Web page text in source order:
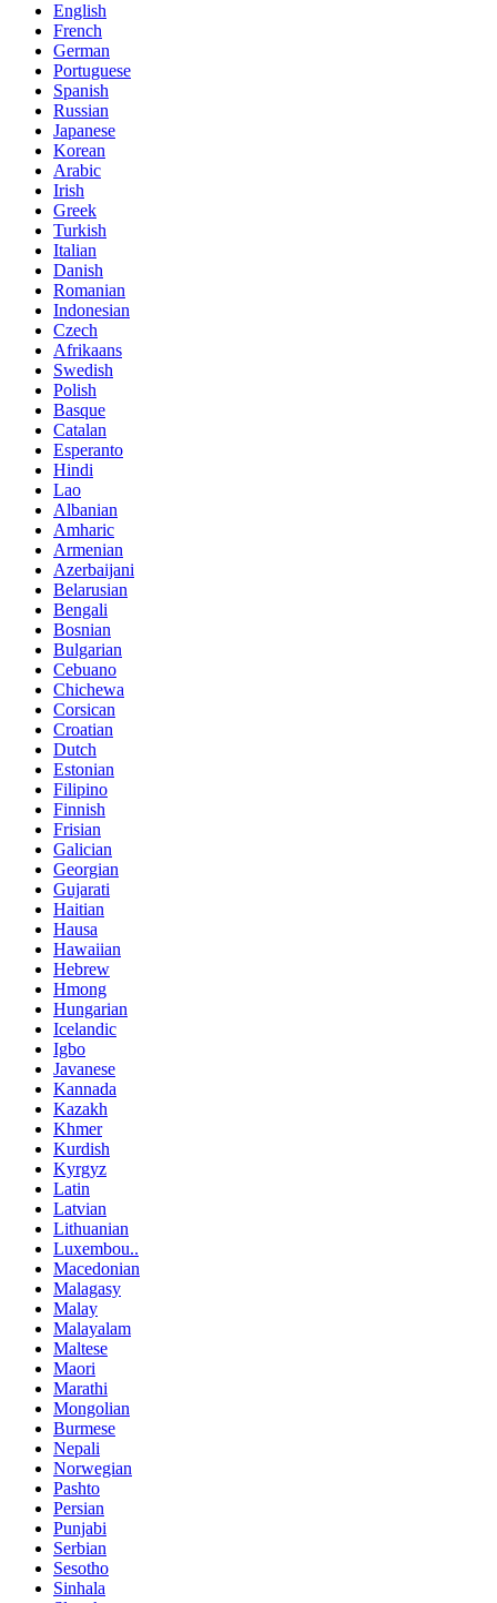
English
French
German
Portuguese
Spanish
Russian
Japanese
Korean
Arabic
Irish
Greek
Turkish
Italian
Danish
Romanian
Indonesian
Czech
Afrikaans
Swedish
Polish
Basque
Catalan
Esperanto
Hindi
Lao
Albanian
Amharic
Armenian
Azerbaijani
Belarusian
Bengali
Bosnian
Bulgarian
Cebuano
Chichewa
Corsican
Croatian
Dutch
Estonian
Filipino
Finnish
Frisian
Galician
Georgian
Gujarati
Haitian
Hausa
Hawaiian
Hebrew
Hmong
Hungarian
Icelandic
Igbo
Javanese
Kannada
Kazakh
Khmer
Kurdish
Kyrgyz
Latin
Latvian
Lithuanian
Luxembou..
Macedonian
Malagasy
Malay
Malayalam
Maltese
Maori
Marathi
Mongolian
Burmese
Nepali
Norwegian
Pashto
Persian
Punjabi
Serbian
Sesotho
Sinhala